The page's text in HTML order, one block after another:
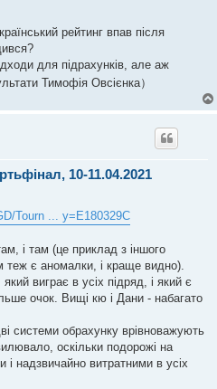
рейтинг впав після
для підрахунків, але аж
Тимофія Овсієнка）
10-11.04.2021
Tourn ... y=E180329C
і там (це приклад з іншого
є аномалки, і краще видно).
виграє в усіх підряд, і який є
очок. Вищі кю і Дани - набагато
системи обрахунку врівноважують
оскільки подорожі на
надзвичайно витратними в усіх